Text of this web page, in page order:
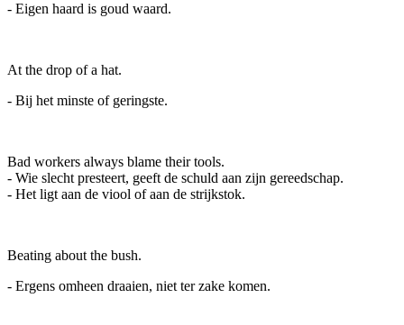
- Eigen haard is goud waard.
At the drop of a hat.
- Bij het minste of geringste.
Bad workers always blame their tools.
- Wie slecht presteert, geeft de schuld aan zijn gereedschap.
- Het ligt aan de viool of aan de strijkstok.
Beating about the bush.
- Ergens omheen draaien, niet ter zake komen.